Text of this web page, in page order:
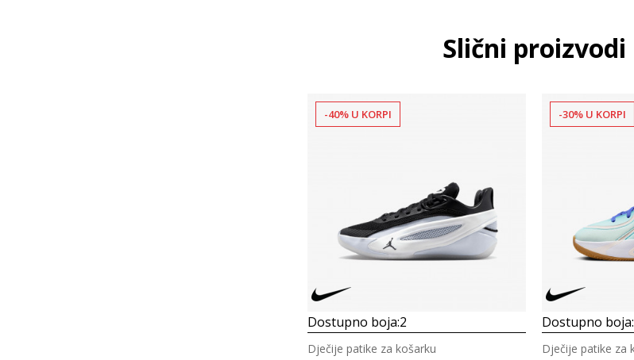
Slični proizvodi
-40% U KORPI
Dostupno boja:2
Dječije patike za košarku
-30% U KORPI
Dostupno boja:
Dječije patike za